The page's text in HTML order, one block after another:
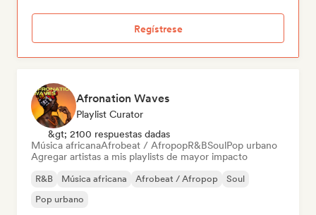
Regístrese
Afronation Waves
Playlist Curator
&gt; 2100 respuestas dadas
Música africanaAfrobeat / AfropopR&BSoulPop urbano
Agregar artistas a mis playlists de mayor impacto
R&B Música africana Afrobeat / Afropop
Soul
Pop urbano